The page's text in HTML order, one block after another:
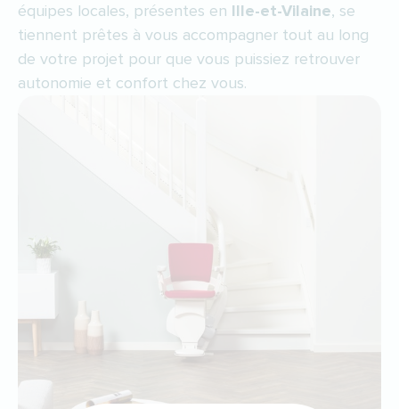
équipes locales, présentes en Ille-et-Vilaine, se
tiennent prêtes à vous accompagner tout au long
de votre projet pour que vous puissiez retrouver
autonomie et confort chez vous.